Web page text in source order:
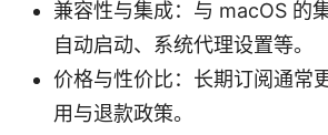
兼容性与集成：与 macOS 的
自动启动、系统代理设置等。
价格与性价比：长期订阅通常
用与退款政策。